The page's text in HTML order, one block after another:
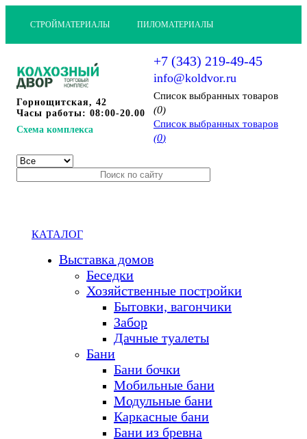
СТРОЙМАТЕРИАЛЫ ПИЛОМАТЕРИАЛЫ
Горнощитская, 42
Часы работы: 08:00-20.00
Схема комплекса
+7 (343) 219-49-45
info@koldvor.ru
Cписок выбранных товаров
(0)
Cписок выбранных товаров
(0)
КАТАЛОГ
Выставка домов
Беседки
Хозяйственные постройки
Бытовки, вагончики
Забор
Дачные туалеты
Бани
Бани бочки
Мобильные бани
Модульные бани
Каркасные бани
Бани из бревна